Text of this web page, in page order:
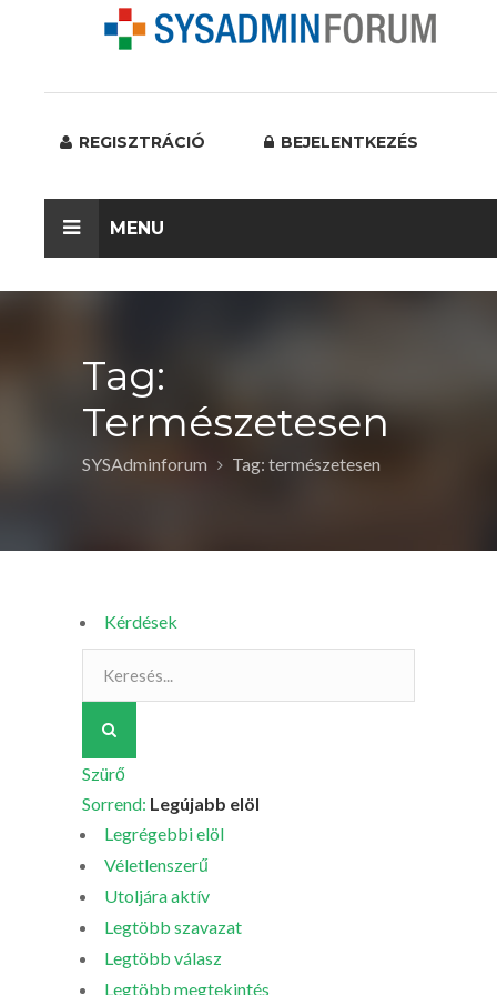
REGISZTRÁCIÓ BEJELENTKEZÉS
MENU
Tag:
Természetesen
SYSAdminforum Tag: természetesen
Kérdések
Szürő
Sorrend: Legújabb elöl
Legrégebbi elöl
Véletlenszerű
Utoljára aktív
Legtöbb szavazat
Legtöbb válasz
Legtöbb megtekintés